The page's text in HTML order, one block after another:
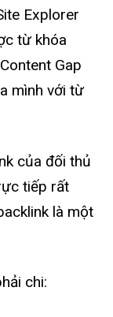
Explorer
từ khóa
Gap
mình với từ
của đối thủ
tiếp rất
là một
chi: